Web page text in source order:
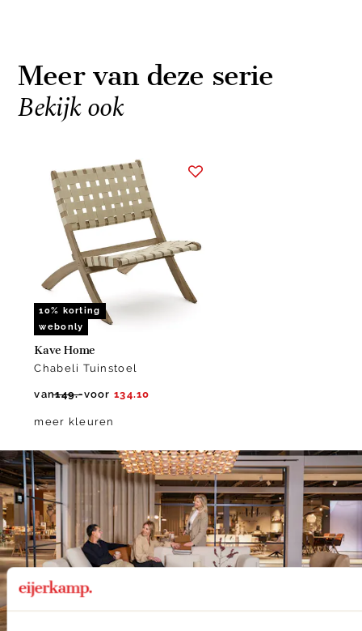
Meer van deze serie
Bekijk ook
10% korting
webonly
Kave Home
Chabeli Tuinstoel
van149.-voor 134.10
meer kleuren